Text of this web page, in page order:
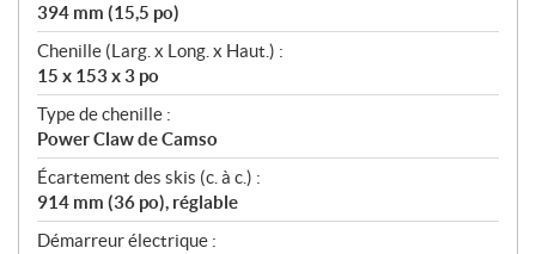
394 mm (15,5 po)
Chenille (Larg. x Long. x Haut.) :
15 x 153 x 3 po
Type de chenille :
Power Claw de Camso
Écartement des skis (c. à c.) :
914 mm (36 po), réglable
Démarreur électrique :